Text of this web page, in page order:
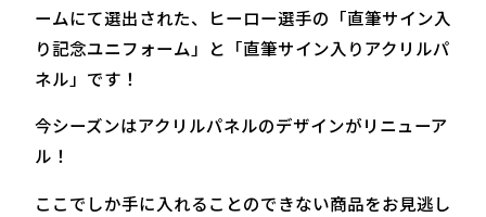
ームにて選出された、ヒーロー選手の「直筆サイン入
り記念ユニフォーム」と「直筆サイン入りアクリルパ
ネル」です！
今シーズンはアクリルパネルのデザインがリニューア
ル！
ここでしか手に入れることのできない商品をお見逃し